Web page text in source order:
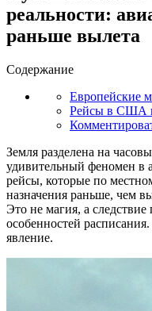
реальности:
раньше вылета
Содержание
Европейские
Рейсы в США
Земля разделена на
удивительный феномен в
рейсы, которые по
назначения раньше, чем
Это не магия, а
особенностей
явление.